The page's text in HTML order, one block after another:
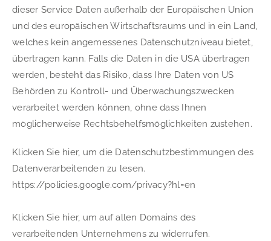
dieser Service Daten außerhalb der Europäischen Union
und des europäischen Wirtschaftsraums und in ein Land,
welches kein angemessenes Datenschutzniveau bietet,
übertragen kann. Falls die Daten in die USA übertragen
werden, besteht das Risiko, dass Ihre Daten von US
Behörden zu Kontroll- und Überwachungszwecken
verarbeitet werden können, ohne dass Ihnen
möglicherweise Rechtsbehelfsmöglichkeiten zustehen.
Klicken Sie hier, um die Datenschutzbestimmungen des
Datenverarbeitenden zu lesen.
https://policies.google.com/privacy?hl=en
Klicken Sie hier, um auf allen Domains des
verarbeitenden Unternehmens zu widerrufen.